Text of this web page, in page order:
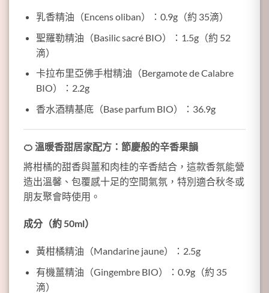
乳香精油（Encens oliban）：0.9g（約 35滴）
聖羅勒精油（Basilic sacré BIO）：1.5g（約 52
滴）
卡拉布里亞佛手柑精油（Bergamote de Calabre
BIO）：2.2g
香水酒精基底（Base parfum BIO）：36.9g
🍊 溫暖香甜居家配方：節慶般的辛香果韻
將柑橘的甜香與薑和肉桂的辛香結合，這款香氛能營
造出溫馨、包覆感十足的空間氣氛，特別適合秋冬或
朋友聚會時使用。
成分（約 50ml）
黃柑橘精油（Mandarine jaune）：2.5g
有機薑精油（Gingembre BIO）：0.9g（約 35
滴）